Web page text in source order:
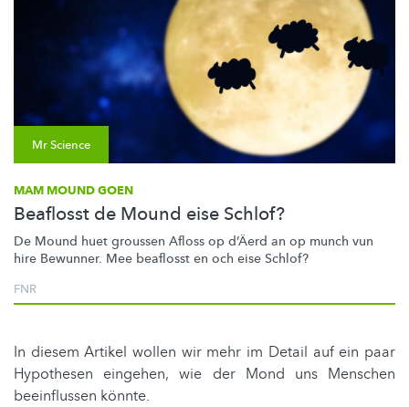
Mr Science
MAM MOUND GOEN
Beaflosst de Mound eise Schlof?
De Mound huet groussen Afloss op d’Äerd an op munch vun
hire Bewunner. Mee beaflosst en och eise Schlof?
FNR
In diesem Artikel wollen wir mehr im Detail auf ein paar
Hypothesen eingehen, wie der Mond uns Menschen
beeinflussen könnte.